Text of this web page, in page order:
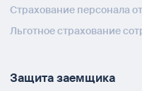
Страхование персонала
Льготное страхование
Защита заемщика